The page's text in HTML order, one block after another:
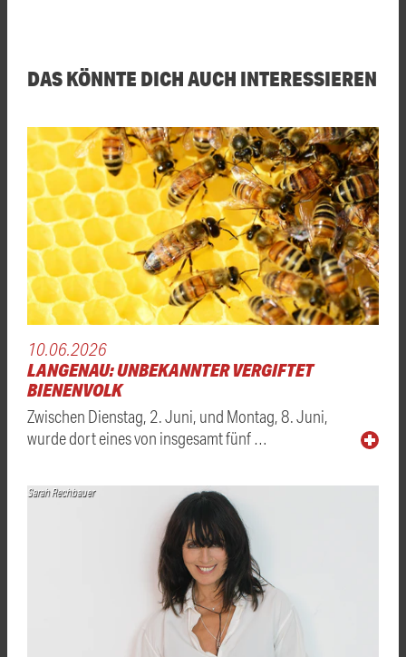
DAS KÖNNTE DICH AUCH INTERESSIEREN
10.06.2026
LANGENAU: UNBEKANNTER VERGIFTET
BIENENVOLK
Zwischen Dienstag, 2. Juni, und Montag, 8. Juni,
wurde dort eines von insgesamt fünf …
Sarah Rechbauer